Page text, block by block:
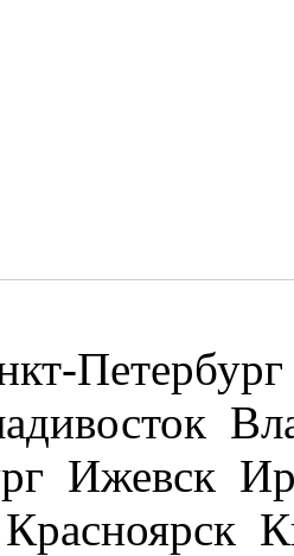
Ижевск